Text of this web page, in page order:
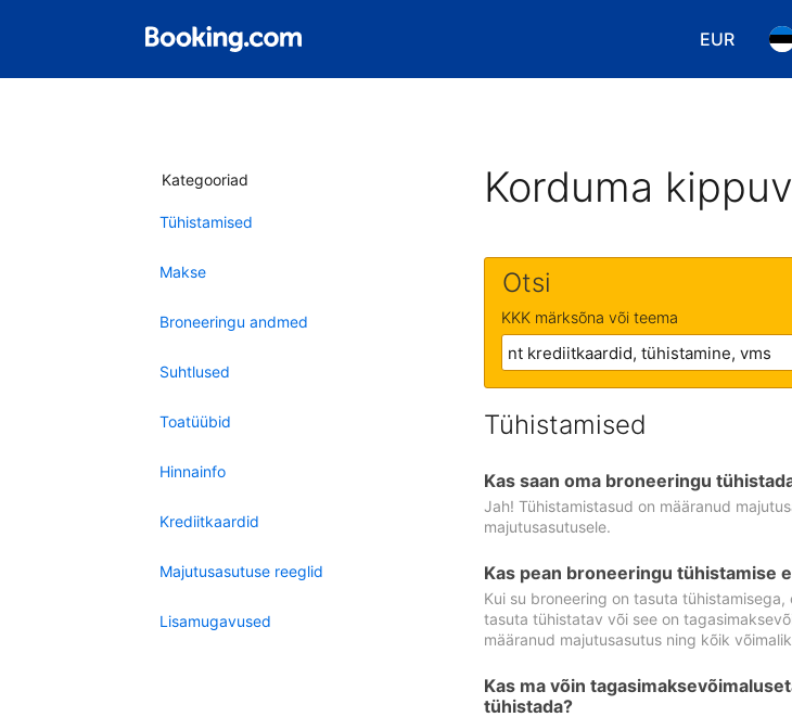
EUR
Vali
Kategooriad
Tühistamised
Makse
Broneeringu andmed
Suhtlused
Toatüübid
Hinnainfo
Krediitkaardid
Majutusasutuse reeglid
Lisamugavused
Korduma
Otsi
KKK märksõna või teema
Tühistamised
Kas saan oma broneeringu
Jah! Tühistamistasud on määranud
majutusasutusele.
Kas pean broneeringu tühistamise
Kui su broneering on tasuta
tasuta tühistatav või see on
määranud majutusasutus ning kõik
Kas ma võin
tühistada?